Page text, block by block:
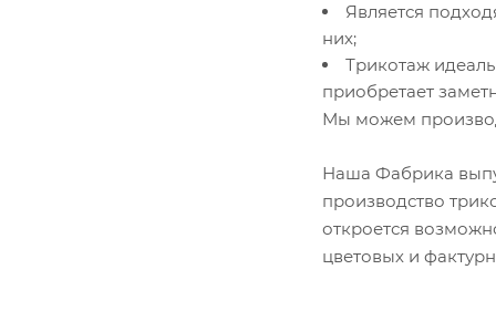
Является
них;
Трикотаж
приобретает
Мы можем
Наша Фабрика
производство
откроется
цветовых и